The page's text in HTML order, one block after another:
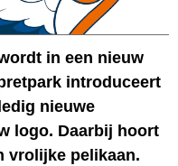
in een nieuw
introduceert
nieuwe
logo. Daarbij hoort
vrolijke pelikaan.